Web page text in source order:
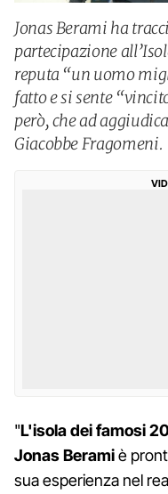
Jonas Berami ha
partecipazione
reputa “un uomo
fatto e si sente
però, che ad
Giacobbe Fragomeni.
"L'isola dei famosi
Jonas Beramiè
sua esperienza nel